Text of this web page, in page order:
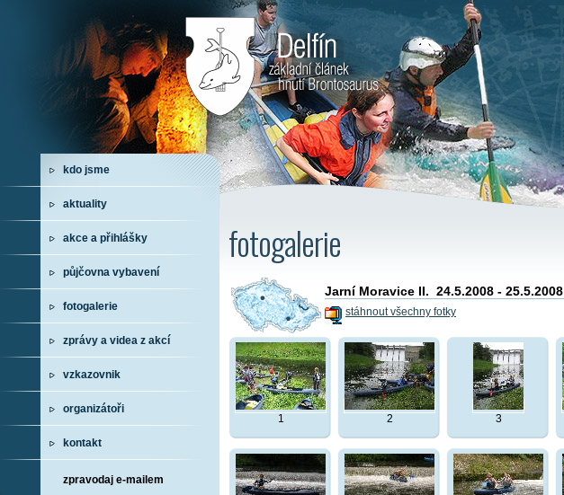
kdo jsme
aktuality
akce a přihlášky
půjčovna vybavení
fotogalerie
zprávy a videa z akcí
vzkazovnik
organizátoři
kontakt
zpravodaj e-mailem
fotogalerie
Jarní Moravice II. 24.5.2008 - 25.5.2008
stáhnout všechny fotky
1 2 3